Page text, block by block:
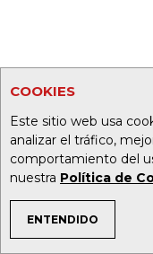
COOKIES
Este sitio web usa
analizar el tráfico,
comportamiento del
nuestra Política de
ENTENDIDO
TEMAS DE INTERÉS